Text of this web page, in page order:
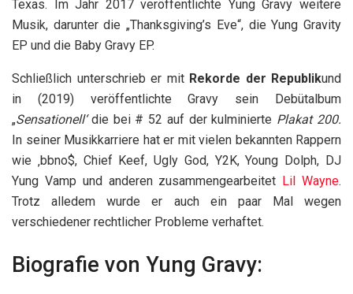
Texas. Im Jahr 2017 veröffentlichte Yung Gravy weitere
Musik, darunter die „Thanksgiving’s Eve“, die Yung Gravity
EP und die Baby Gravy EP.
Schließlich unterschrieb er mit Rekorde der Republikund
in (2019) veröffentlichte Gravy sein Debütalbum
„Sensationell‘die bei # 52 auf der kulminierte Plakat 200.
In seiner Musikkarriere hat er mit vielen bekannten Rappern
wie ‚bbno$, Chief Keef, Ugly God, Y2K, Young Dolph, DJ
Yung Vamp und anderen zusammengearbeitet Lil Wayne.
Trotz alledem wurde er auch ein paar Mal wegen
verschiedener rechtlicher Probleme verhaftet.
Biografie von Yung Gravy: